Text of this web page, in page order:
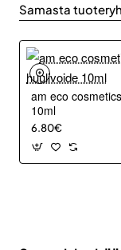
Samasta
am eco
10ml
6.80€